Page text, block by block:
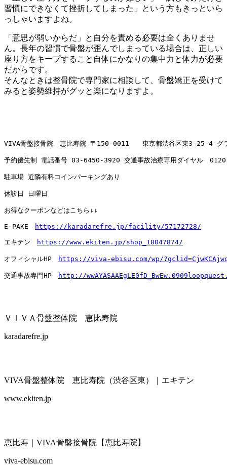
習慣にできなくて挫折してしまった」という方もきっといら
っしゃいますよね。
「意思が弱いからだ」と自分を責める必要は全くありませ
ん。長年の習慣で骨盤が歪んでしまっている場合は、正しい
座り方をキープすること自体にかなりの集中力と体力が必要
だからです。
そんなときは整骨院で専門家に相談して、骨盤矯正を受けて
みると姿勢維持がグッと楽になりますよ。
VIVA骨盤接骨院　恵比寿院 〒150-0011　　東京都渋谷区東3-25-4 グ
予約優先制 電話番号 03-6450-3920 交通事故治療専用ダイヤル
駐車場 近隣有料コインパーキングあり
休診日 日曜日
お得なクーポンなどはこちら↓↓
E-PAKE https://karadarefre.jp/facility/57172728/
エキテン https://www.ekiten.jp/shop_18047874/
オフィシャルHP https://viva-ebisu.com/wp/
交通事故専門HP http://
ＶＩＶＡ骨盤整体院 恵比寿院
karadarefre.jp
VIVA骨盤整体院 恵比寿院（渋谷区東）｜エキテン
www.ekiten.jp
恵比寿｜VIVA骨盤接骨院【恵比寿院】
viva-ebisu.com